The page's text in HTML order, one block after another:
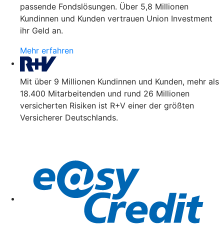
passende Fondslösungen. Über 5,8 Millionen
Kundinnen und Kunden vertrauen Union Investment
ihr Geld an.
Mehr erfahren
Mit über 9 Millionen Kundinnen und Kunden, mehr als
18.400 Mitarbeitenden und rund 26 Millionen
versicherten Risiken ist R+V einer der größten
Versicherer Deutschlands.